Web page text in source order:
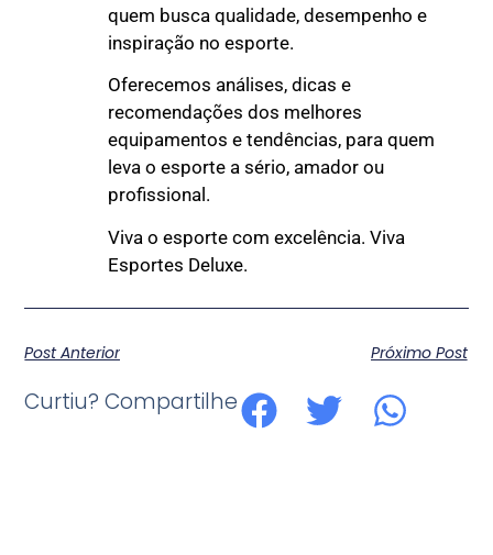
quem busca qualidade, desempenho e
inspiração no esporte.
Oferecemos análises, dicas e
recomendações dos melhores
equipamentos e tendências, para quem
leva o esporte a sério, amador ou
profissional.
Viva o esporte com excelência. Viva
Esportes Deluxe.
Post Anterior Próximo Post
Curtiu? Compartilhe